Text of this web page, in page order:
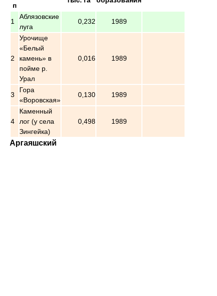
п
1
Аблязовские
луга
0,232 1989
2
Урочище
«Белый
камень» в
пойме р.
Урал
0,016 1989
3
Гора
«Воровская»
0,130 1989
4
Каменный
лог (у села
Зингейка)
0,498 1989
Аргаяшский